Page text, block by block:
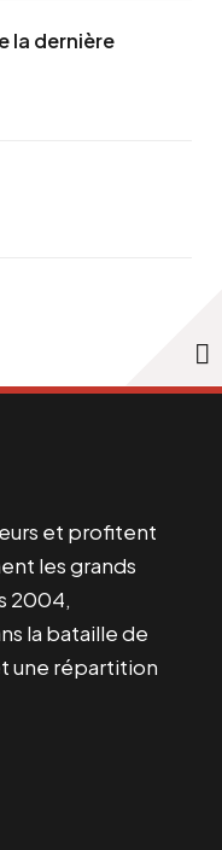
la dernière
et profitent
les grands
2004,
la bataille de
une répartition